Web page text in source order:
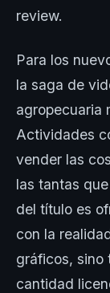
review.
Para los
la saga de
agropecuaria
Actividades
vender las
las tantas
del título es
con la
gráficos, sino
cantidad